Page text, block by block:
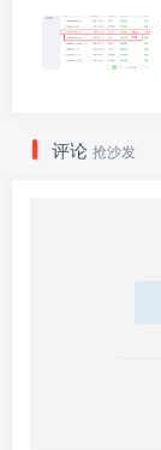
评论 抢沙发